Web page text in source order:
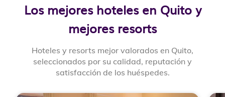
Los mejores hoteles en Quito y
mejores resorts
Hoteles y resorts mejor valorados en Quito,
seleccionados por su calidad, reputación y
satisfacción de los huéspedes.